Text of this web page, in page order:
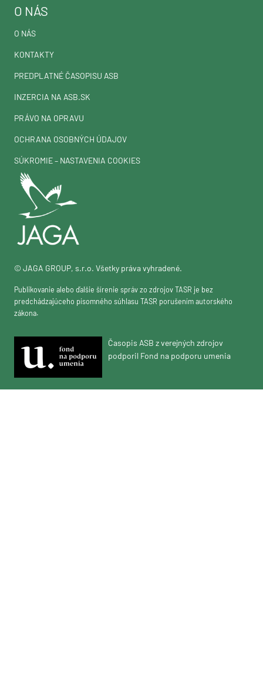
© JAGA GROUP, s.r.o. Všetky práva vyhradené.
Publikovanie alebo ďalšie šírenie správ zo zdrojov TASR je bez
predchádzajúceho písomného súhlasu TASR porušením autorského
zákona.
Časopis ASB z verejných zdrojov
podporil Fond na podporu umenia
O NÁS
O NÁS
KONTAKTY
PREDPLATNÉ ČASOPISU ASB
INZERCIA NA ASB.SK
PRÁVO NA OPRAVU
OCHRANA OSOBNÝCH ÚDAJOV
SÚKROMIE – NASTAVENIA COOKIES